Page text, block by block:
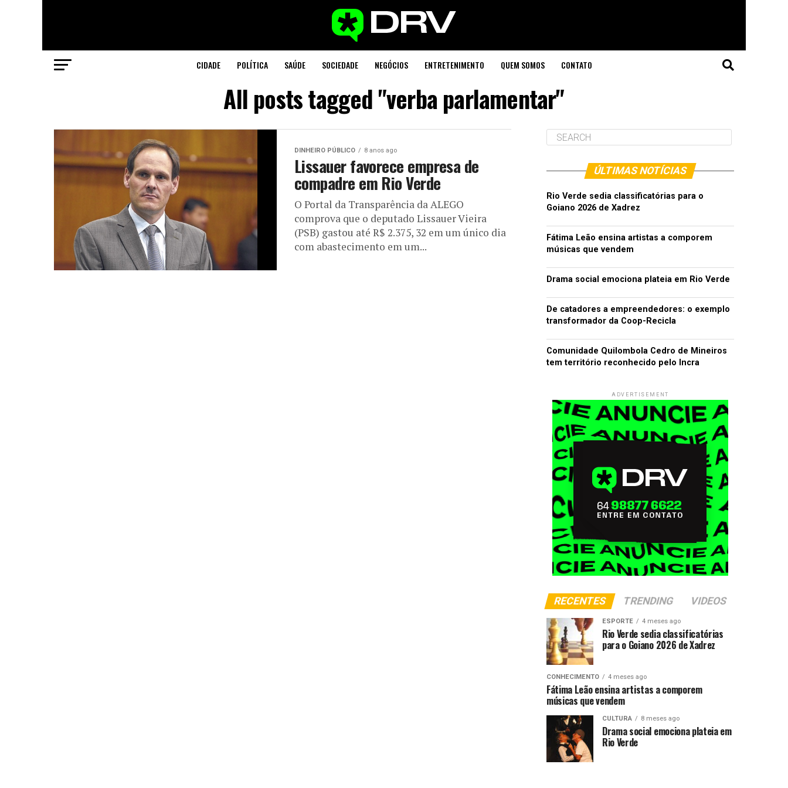
CIDADE POLÍTICA SAÚDE SOCIEDADE NEGÓCIOS ENTRETENIMENTO QUEM SOMOS CONTATO
All posts tagged "verba parlamentar"
DINHEIRO PÚBLICO 8 anos ago
Lissauer favorece empresa de
compadre em Rio Verde
O Portal da Transparência da ALEGO
comprova que o deputado Lissauer Vieira
(PSB) gastou até R$ 2.375, 32 em um único dia
com abastecimento em um...
ÚLTIMAS NOTÍCIAS
Rio Verde sedia classificatórias para o
Goiano 2026 de Xadrez
Fátima Leão ensina artistas a comporem
músicas que vendem
Drama social emociona plateia em Rio Verde
De catadores a empreendedores: o exemplo
transformador da Coop-Recicla
Comunidade Quilombola Cedro de Mineiros
tem território reconhecido pelo Incra
ADVERTISEMENT
RECENTES TRENDING VIDEOS
ESPORTE 4 meses ago
Rio Verde sedia classificatórias
para o Goiano 2026 de Xadrez
CONHECIMENTO 4 meses ago
Fátima Leão ensina artistas a comporem
músicas que vendem
CULTURA 8 meses ago
Drama social emociona plateia em
Rio Verde